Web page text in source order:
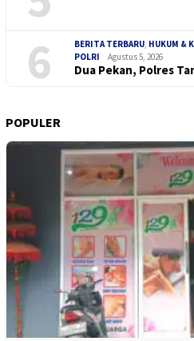
6 BERITA TERBARU, HUKUM &
POLRI
Agustus 5, 2026
Dua Pekan, Polres
POPULER